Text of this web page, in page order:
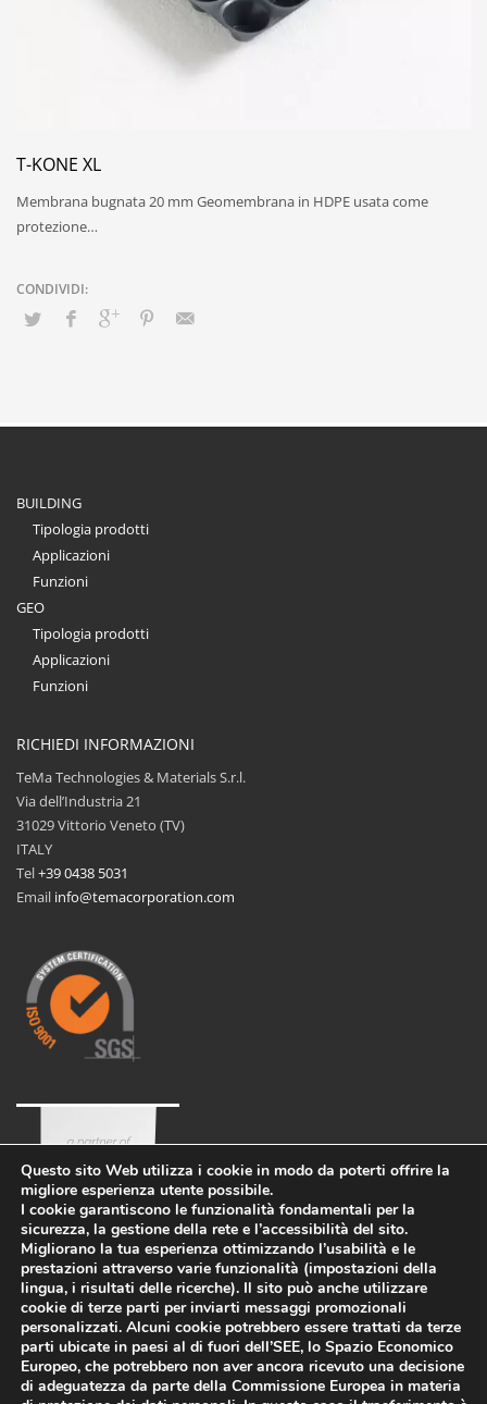
T-KONE XL
Membrana bugnata 20 mm Geomembrana in HDPE usata come
protezione…
BUILDING
Tipologia prodotti
Applicazioni
Funzioni
GEO
Tipologia prodotti
Applicazioni
Funzioni
RICHIEDI INFORMAZIONI
TeMa Technologies & Materials S.r.l.
Via dell’Industria 21
31029 Vittorio Veneto (TV)
ITALY
Tel+39 0438 5031
Email info@temacorporation.com
Azienda Eco-sostenibilità Lavora con noi
PRIVACY POLICY-
Questo sito Web utilizza i cookie in modo da poterti offrire la
migliore esperienza utente possibile.
I cookie garantiscono le funzionalità fondamentali per la
sicurezza, la gestione della rete e l’accessibilità del sito.
Migliorano la tua esperienza ottimizzando l’usabilità e le
prestazioni attraverso varie funzionalità (impostazioni della
lingua, i risultati delle ricerche). Il sito può anche utilizzare
cookie di terze parti per inviarti messaggi promozionali
personalizzati. Alcuni cookie potrebbero essere trattati da terze
parti ubicate in paesi al di fuori dell’SEE, lo Spazio Economico
Europeo, che potrebbero non aver ancora ricevuto una decisione
di adeguatezza da parte della Commissione Europea in materia